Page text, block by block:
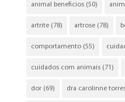
animal beneficios(50)
artrite(78) artrose(78)
comportamento(55)
cuidados com animais(71)
dor(69) dra carolinne